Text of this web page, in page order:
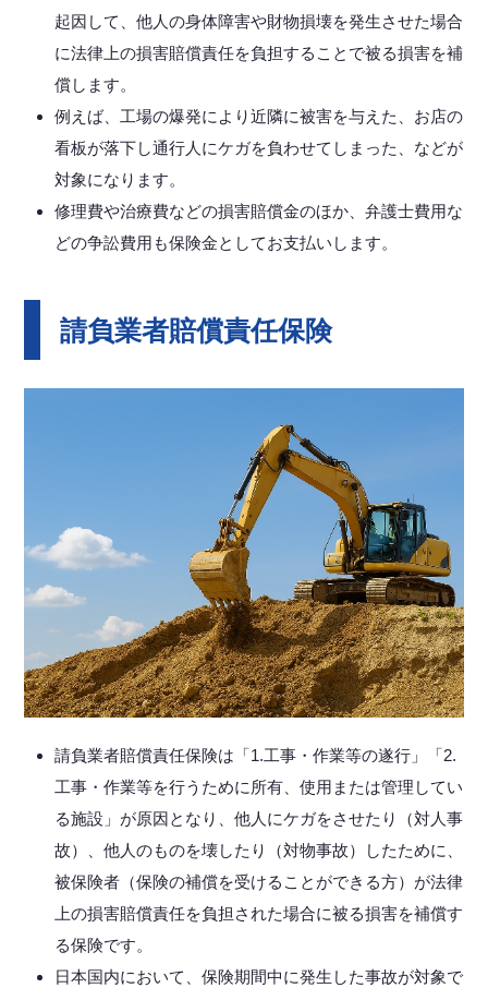
起因して、他人の身体障害や財物損壊を発生させた場合
に法律上の損害賠償責任を負担することで被る損害を補
償します。
例えば、工場の爆発により近隣に被害を与えた、お店の
看板が落下し通行人にケガを負わせてしまった、などが
対象になります。
修理費や治療費などの損害賠償金のほか、弁護士費用な
どの争訟費用も保険金としてお支払いします。
請負業者賠償責任保険
請負業者賠償責任保険は「1.工事・作業等の遂行」「2.
工事・作業等を行うために所有、使用または管理してい
る施設」が原因となり、他人にケガをさせたり（対人事
故）、他人のものを壊したり（対物事故）したために、
被保険者（保険の補償を受けることができる方）が法律
上の損害賠償責任を負担された場合に被る損害を補償す
る保険です。
日本国内において、保険期間中に発生した事故が対象で